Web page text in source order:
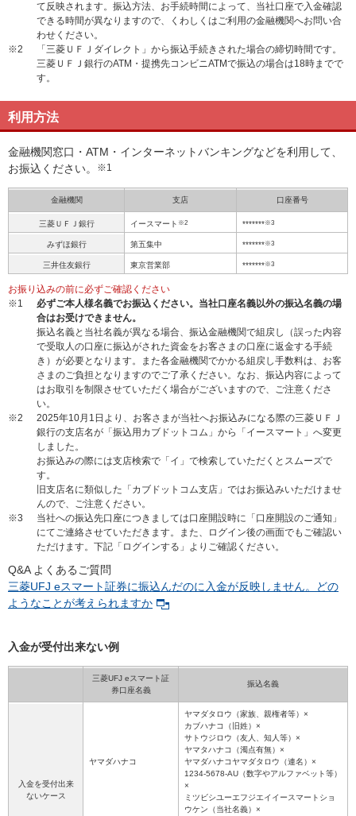
て反映されます。振込方法、お手続時間によって、当社口座で入金確認
できる時間が異なりますので、くわしくはご利用の金融機関へお問い合
わせください。
※2
「三菱ＵＦＪダイレクト」から振込手続きされた場合の締切時間です。
三菱ＵＦＪ銀行のATM・提携先コンビニATMで振込の場合は18時までで
す。
利用方法
金融機関窓口・ATM・インターネットバンキングなどを利用して、
お振込ください。
※1
金融機関 支店 口座番号
三菱ＵＦＪ銀行 イースマート ※2 *******※3
みずほ銀行 第五集中 *******※3
三井住友銀行 東京営業部 *******※3
お振り込みの前に必ずご確認ください
※1
必ずご本人様名義でお振込ください。当社口座名義以外の振込名義の場
合はお受けできません。
振込名義と当社名義が異なる場合、振込金融機関で組戻し（誤った内容
で受取人の口座に振込がされた資金をお客さまの口座に返金する手続
き）が必要となります。また各金融機関でかかる組戻し手数料は、お客
さまのご負担となりますのでご了承ください。なお、振込内容によって
はお取引を制限させていただく場合がございますので、ご注意くださ
い。
※2
2025年10月1日より、お客さまが当社へお振込みになる際の三菱ＵＦＪ
銀行の支店名が「振込用カブドットコム」から「イースマート」へ変更
しました。
お振込みの際には支店検索で「イ」で検索していただくとスムーズで
す。
旧支店名に類似した「カブドットコム支店」ではお振込みいただけませ
んので、ご注意ください。
※3
当社への振込先口座につきましては口座開設時に「口座開設のご通知」
にてご連絡させていただきます。また、ログイン後の画面でもご確認い
ただけます。下記「ログインする」よりご確認ください。
Q&A よくあるご質問
三菱UFJ eスマート証券に振込んだのに入金が反映しません。どの
ようなことが考えられますか
入金が受付出来ない例
三菱UFJ eスマート証
券口座名義
振込名義
入金を受付出来
ないケース
ヤマダハナコ
ヤマダタロウ（家族、親権者等）×
カブハナコ（旧姓）×
サトウジロウ（友人、知人等）×
ヤマタハナコ（濁点有無）×
ヤマダハナコヤマダタロウ（連名）×
1234-5678-AU（数字やアルファベット等）
×
ミツビシユーエフジエイイースマートショ
ウケン（当社名義）×